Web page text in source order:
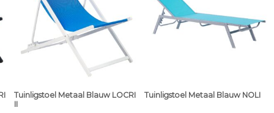
Tuinligstoel Metaal Blauw LOCRI
II
Tuinligstoel Metaal Blauw NOLI